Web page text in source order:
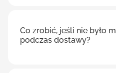
Co zrobić, jeśli nie było
podczas dostawy?